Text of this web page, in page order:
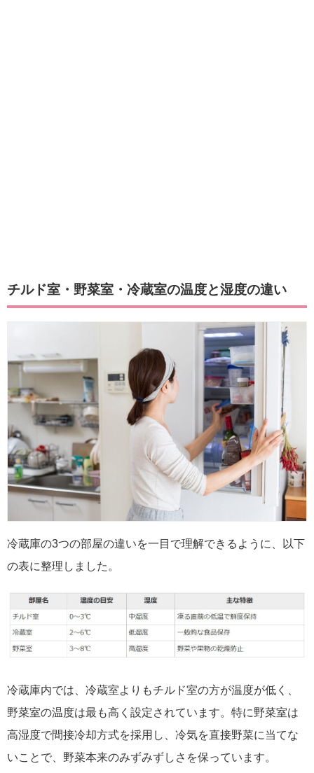
チルド室・野菜室・冷蔵室の温度と湿度の違い
冷蔵庫の3つの部屋の違いを一目で理解できるように、以下
の表に整理しました。
冷蔵庫内では、冷蔵室よりもチルド室の方が温度が低く、
野菜室の温度は最も高く設定されています。特に野菜室は
高湿度で間接冷却方式を採用し、冷気を直接野菜に当てな
いことで、野菜本来のみずみずしさを保っています。